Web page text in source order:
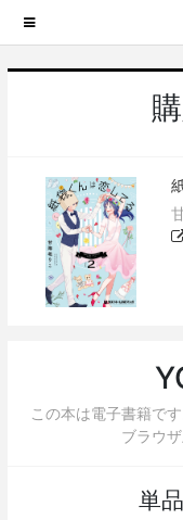
この本は電子書籍で
ブラウ
単